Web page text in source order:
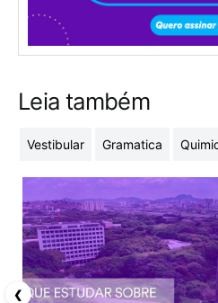
Leia também
Vestibular Gramatica
❮